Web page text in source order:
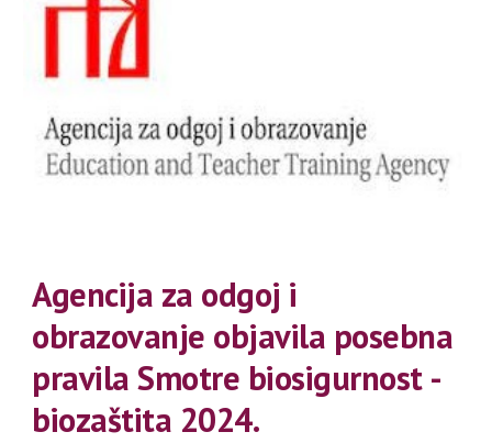
Agencija za odgoj i
obrazovanje objavila posebna
pravila Smotre biosigurnost -
biozaštita 2024.